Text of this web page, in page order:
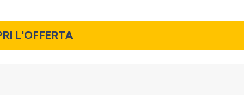
L'OFFERTA